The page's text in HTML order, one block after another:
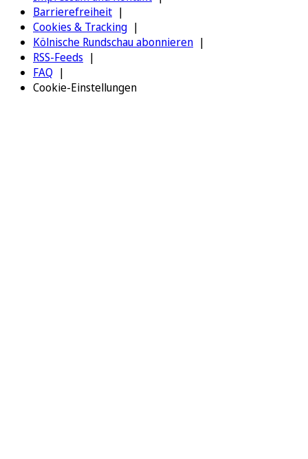
Barrierefreiheit
Cookies & Tracking
Kölnische Rundschau abonnieren
RSS-Feeds
FAQ
Cookie-Einstellungen